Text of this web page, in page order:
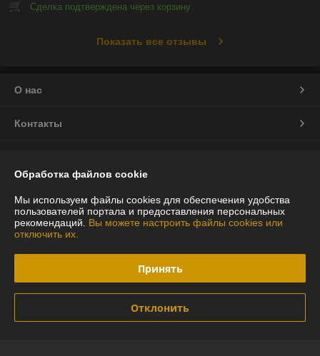
Сделка подтверждена через корзину
Показать все отзывы
О нас
Контакты
Полная версия сайта
Политика обработки cookies
Сайт создан на платформе Deal.by
Обработка файлов cookie
Мы используем файлы cookies для обеспечения удобства
пользователей портала и предоставления персональных
рекомендаций. Вы можете настроить файлы cookies или
отключить их.
Принять
Отклонить